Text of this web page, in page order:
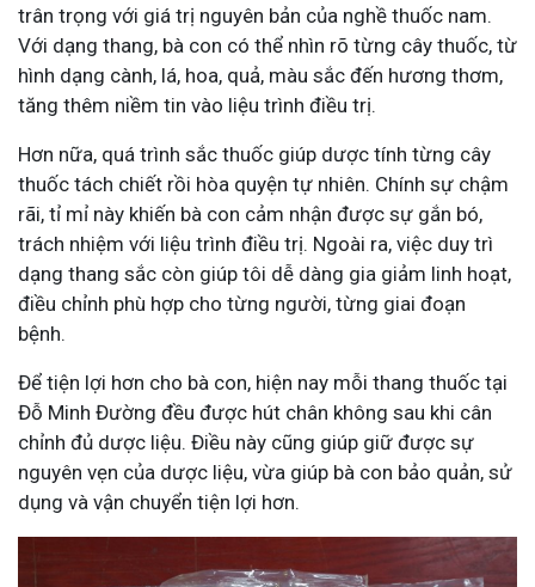
trân trọng với giá trị nguyên bản của nghề thuốc nam.
Với dạng thang, bà con có thể nhìn rõ từng cây thuốc, từ
hình dạng cành, lá, hoa, quả, màu sắc đến hương thơm,
tăng thêm niềm tin vào liệu trình điều trị.
Hơn nữa, quá trình sắc thuốc giúp dược tính từng cây
thuốc tách chiết rồi hòa quyện tự nhiên. Chính sự chậm
rãi, tỉ mỉ này khiến bà con cảm nhận được sự gắn bó,
trách nhiệm với liệu trình điều trị. Ngoài ra, việc duy trì
dạng thang sắc còn giúp tôi dễ dàng gia giảm linh hoạt,
điều chỉnh phù hợp cho từng người, từng giai đoạn
bệnh.
Để tiện lợi hơn cho bà con, hiện nay mỗi thang thuốc tại
Đỗ Minh Đường đều được hút chân không sau khi cân
chỉnh đủ dược liệu. Điều này cũng giúp giữ được sự
nguyên vẹn của dược liệu, vừa giúp bà con bảo quản, sử
dụng và vận chuyển tiện lợi hơn.